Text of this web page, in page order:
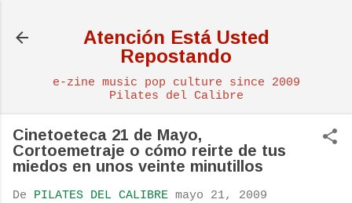
Atención Está Usted
Repostando
e-zine music pop culture since 2009
Pilates del Calibre
Cinetoeteca 21 de Mayo,
Cortoemetraje o cómo reirte de tus
miedos en unos veinte minutillos
De PILATES DEL CALIBRE mayo 21, 2009